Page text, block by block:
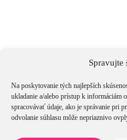
Spravujte
Na poskytovanie tých najlepších
ukladanie a/alebo prístup k informáciám
spracovávať údaje, ako je správanie pri
odvolanie súhlasu môže nepriaznivo
Zatvoriť rýchle zobrazenie produktu